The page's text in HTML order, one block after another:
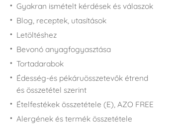
Gyakran ismételt kérdések és válaszok
Blog, receptek, utasítások
Letöltéshez
Bevonó anyagfogyasztása
Tortadarabok
Édesség-és pékáruösszetevők étrend
és összetétel szerint
Ételfestékek összetétele (E), AZO FREE
Alergének és termék összetétele